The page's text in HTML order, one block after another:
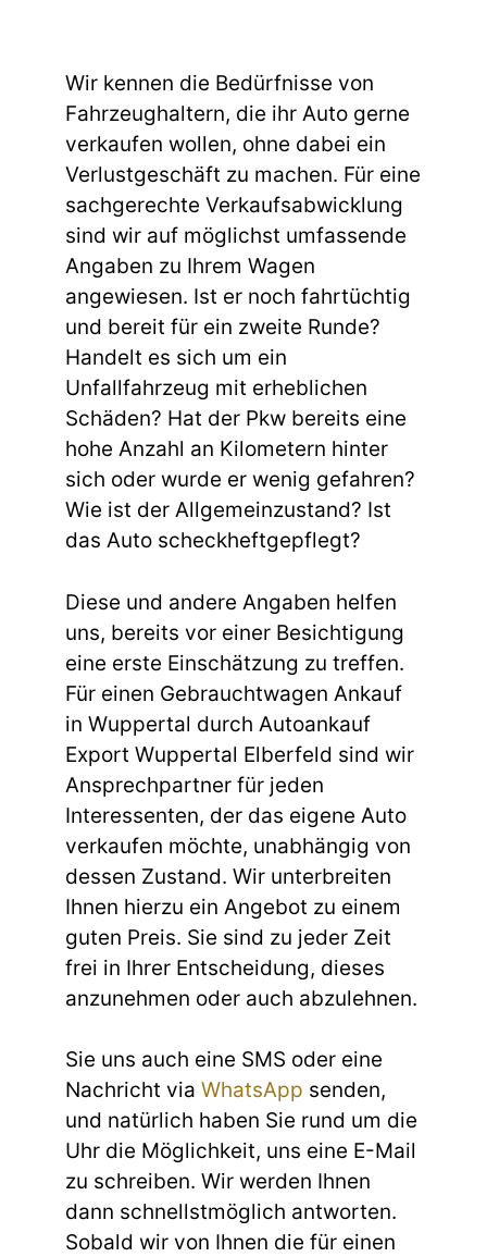
Wir kennen die Bedürfnisse von
Fahrzeughaltern, die ihr Auto gerne
verkaufen wollen, ohne dabei ein
Verlustgeschäft zu machen. Für eine
sachgerechte Verkaufsabwicklung
sind wir auf möglichst umfassende
Angaben zu Ihrem Wagen
angewiesen. Ist er noch fahrtüchtig
und bereit für ein zweite Runde?
Handelt es sich um ein
Unfallfahrzeug mit erheblichen
Schäden? Hat der Pkw bereits eine
hohe Anzahl an Kilometern hinter
sich oder wurde er wenig gefahren?
Wie ist der Allgemeinzustand? Ist
das Auto scheckheftgepflegt?
Diese und andere Angaben helfen
uns, bereits vor einer Besichtigung
eine erste Einschätzung zu treffen.
Für einen Gebrauchtwagen Ankauf
in Wuppertal durch Autoankauf
Export Wuppertal Elberfeld sind wir
Ansprechpartner für jeden
Interessenten, der das eigene Auto
verkaufen möchte, unabhängig von
dessen Zustand. Wir unterbreiten
Ihnen hierzu ein Angebot zu einem
guten Preis. Sie sind zu jeder Zeit
frei in Ihrer Entscheidung, dieses
anzunehmen oder auch abzulehnen.
Sie uns auch eine SMS oder eine
Nachricht via WhatsApp senden,
und natürlich haben Sie rund um die
Uhr die Möglichkeit, uns eine E-Mail
zu schreiben. Wir werden Ihnen
dann schnellstmöglich antworten.
Sobald wir von Ihnen die für einen